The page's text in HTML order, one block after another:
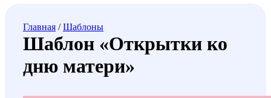
Главная /Шаблоны
Шаблон «Открытки ко
дню матери»